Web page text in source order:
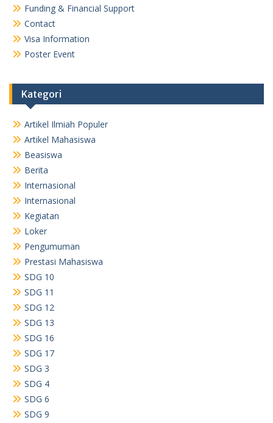
Funding & Financial Support
Contact
Visa Information
Poster Event
Kategori
Artikel Ilmiah Populer
Artikel Mahasiswa
Beasiswa
Berita
Internasional
Internasional
Kegiatan
Loker
Pengumuman
Prestasi Mahasiswa
SDG 10
SDG 11
SDG 12
SDG 13
SDG 16
SDG 17
SDG 3
SDG 4
SDG 6
SDG 9